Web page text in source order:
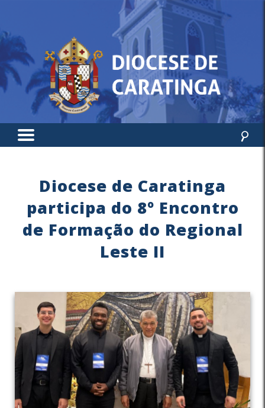
Diocese de Caratinga
participa do 8º Encontro
de Formação do Regional
Leste II